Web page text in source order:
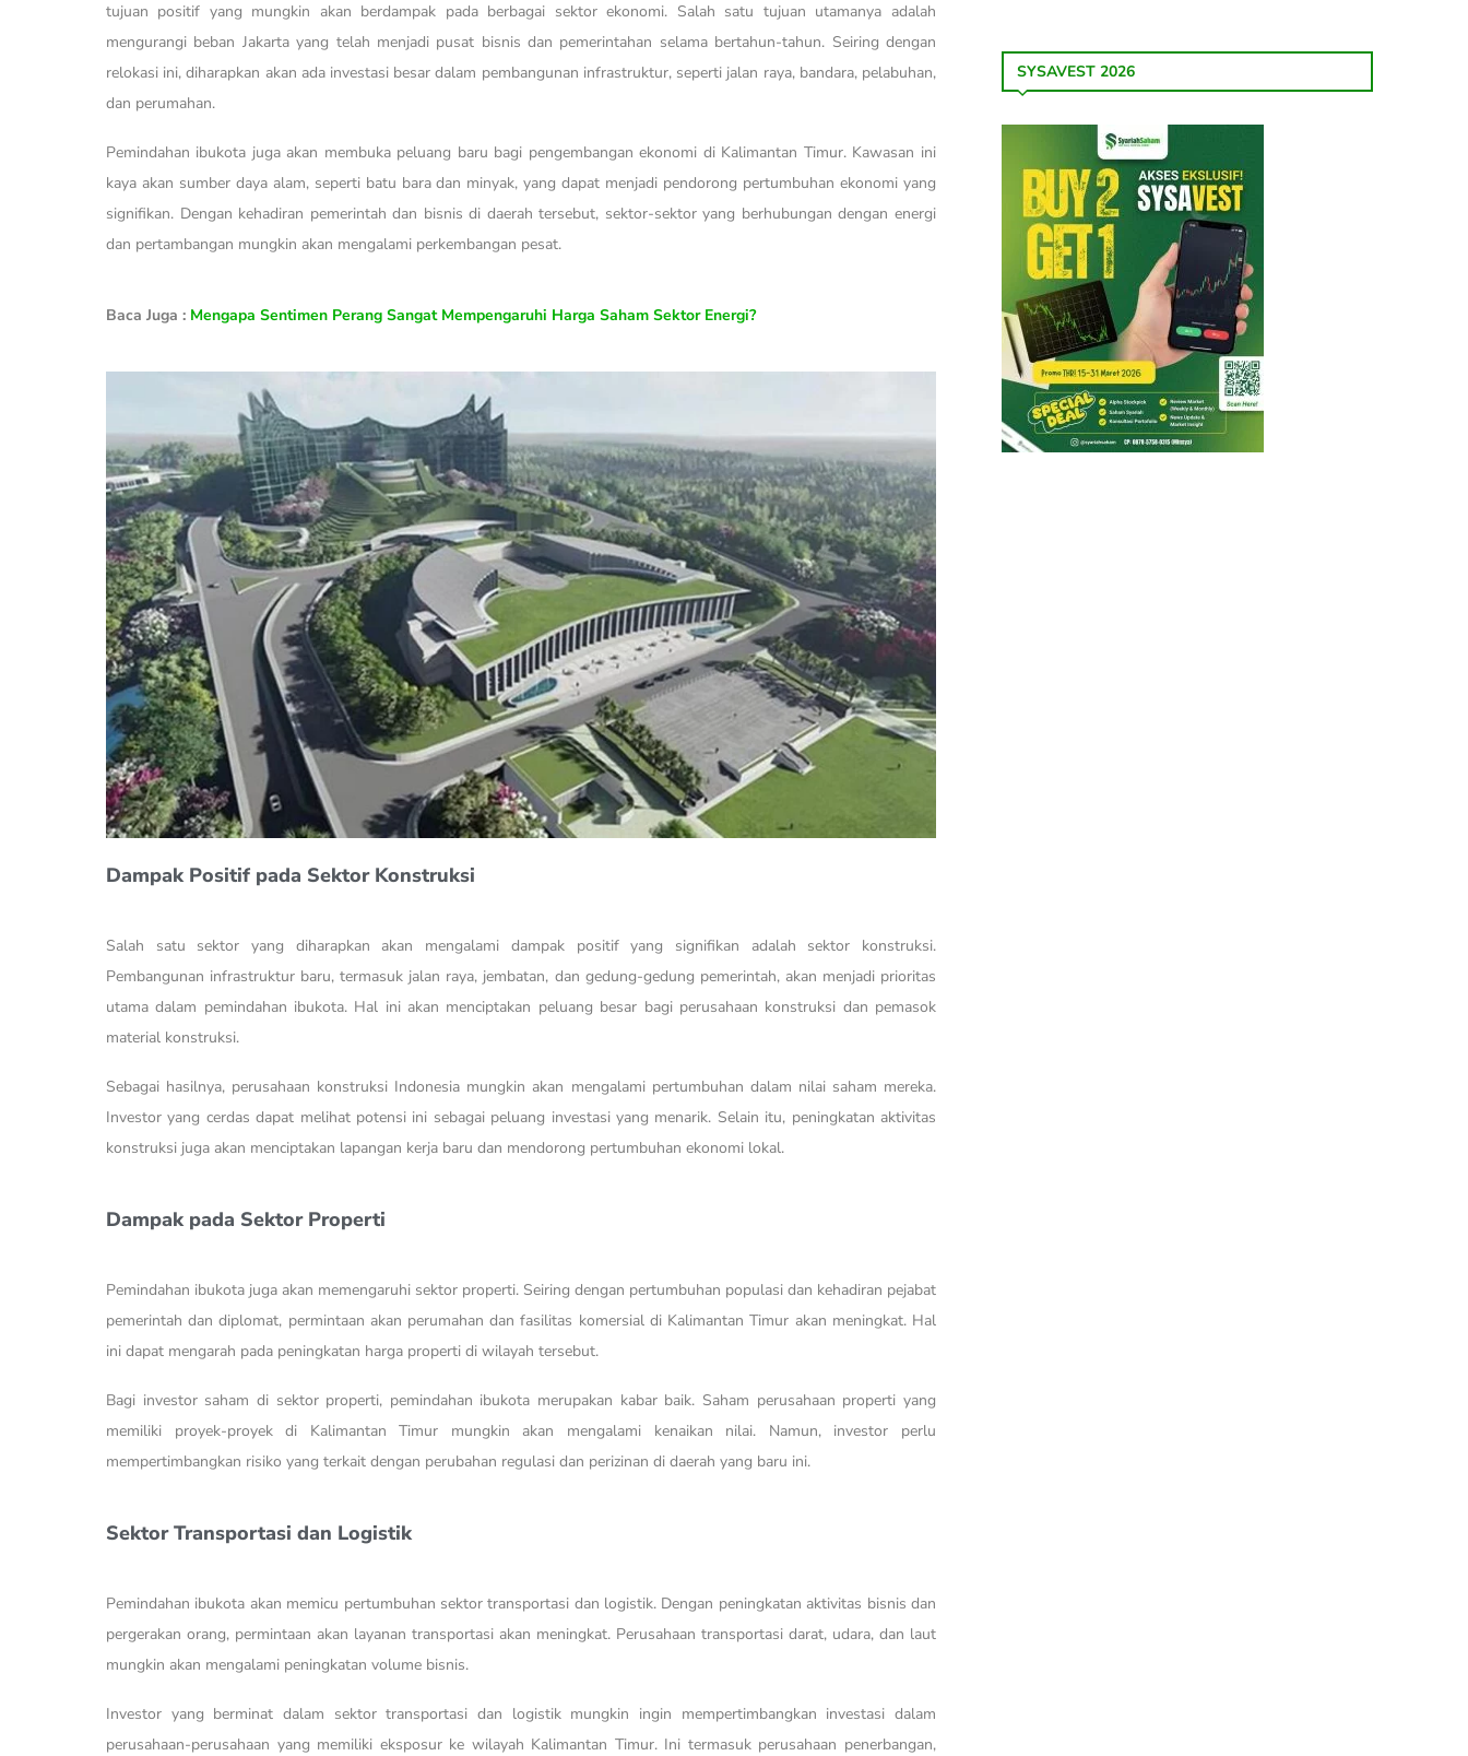
tujuan positif yang mungkin akan berdampak pada berbagai sektor ekonomi. Salah satu tujuan utamanya adalah
mengurangi beban Jakarta yang telah menjadi pusat bisnis dan pemerintahan selama bertahun-tahun. Seiring dengan
relokasi ini, diharapkan akan ada investasi besar dalam pembangunan infrastruktur, seperti jalan raya, bandara, pelabuhan,
dan perumahan.
Pemindahan ibukota juga akan membuka peluang baru bagi pengembangan ekonomi di Kalimantan Timur. Kawasan ini
kaya akan sumber daya alam, seperti batu bara dan minyak, yang dapat menjadi pendorong pertumbuhan ekonomi yang
signifikan. Dengan kehadiran pemerintah dan bisnis di daerah tersebut, sektor-sektor yang berhubungan dengan energi
dan pertambangan mungkin akan mengalami perkembangan pesat.
Baca Juga : Mengapa Sentimen Perang Sangat Mempengaruhi Harga Saham Sektor Energi?
Dampak Positif pada Sektor Konstruksi
Salah satu sektor yang diharapkan akan mengalami dampak positif yang signifikan adalah sektor konstruksi.
Pembangunan infrastruktur baru, termasuk jalan raya, jembatan, dan gedung-gedung pemerintah, akan menjadi prioritas
utama dalam pemindahan ibukota. Hal ini akan menciptakan peluang besar bagi perusahaan konstruksi dan pemasok
material konstruksi.
Sebagai hasilnya, perusahaan konstruksi Indonesia mungkin akan mengalami pertumbuhan dalam nilai saham mereka.
Investor yang cerdas dapat melihat potensi ini sebagai peluang investasi yang menarik. Selain itu, peningkatan aktivitas
konstruksi juga akan menciptakan lapangan kerja baru dan mendorong pertumbuhan ekonomi lokal.
Dampak pada Sektor Properti
Pemindahan ibukota juga akan memengaruhi sektor properti. Seiring dengan pertumbuhan populasi dan kehadiran pejabat
pemerintah dan diplomat, permintaan akan perumahan dan fasilitas komersial di Kalimantan Timur akan meningkat. Hal
ini dapat mengarah pada peningkatan harga properti di wilayah tersebut.
Bagi investor saham di sektor properti, pemindahan ibukota merupakan kabar baik. Saham perusahaan properti yang
memiliki proyek-proyek di Kalimantan Timur mungkin akan mengalami kenaikan nilai. Namun, investor perlu
mempertimbangkan risiko yang terkait dengan perubahan regulasi dan perizinan di daerah yang baru ini.
Sektor Transportasi dan Logistik
Pemindahan ibukota akan memicu pertumbuhan sektor transportasi dan logistik. Dengan peningkatan aktivitas bisnis dan
pergerakan orang, permintaan akan layanan transportasi akan meningkat. Perusahaan transportasi darat, udara, dan laut
mungkin akan mengalami peningkatan volume bisnis.
Investor yang berminat dalam sektor transportasi dan logistik mungkin ingin mempertimbangkan investasi dalam
perusahaan-perusahaan yang memiliki eksposur ke wilayah Kalimantan Timur. Ini termasuk perusahaan penerbangan,
SYSAVEST 2026